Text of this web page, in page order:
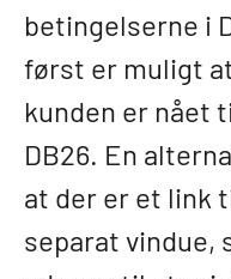
betingelserne i
først er muligt
kunden er nået
DB26. En
at der er et link
separat vindue,